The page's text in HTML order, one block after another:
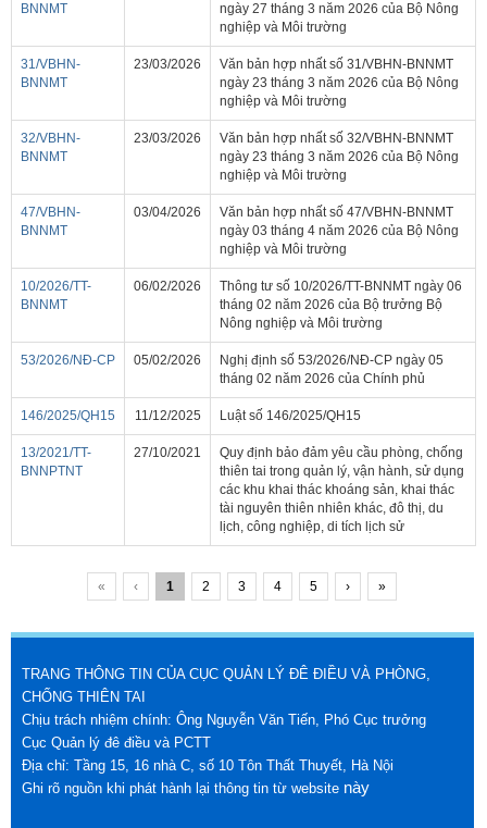
BNNMT
ngày 27 tháng 3 năm 2026 của Bộ Nông
nghiệp và Môi trường
31/VBHN-
BNNMT
23/03/2026
Văn bản hợp nhất số 31/VBHN-BNNMT
ngày 23 tháng 3 năm 2026 của Bộ Nông
nghiệp và Môi trường
32/VBHN-
BNNMT
23/03/2026
Văn bản hợp nhất số 32/VBHN-BNNMT
ngày 23 tháng 3 năm 2026 của Bộ Nông
nghiệp và Môi trường
47/VBHN-
BNNMT
03/04/2026
Văn bản hợp nhất số 47/VBHN-BNNMT
ngày 03 tháng 4 năm 2026 của Bộ Nông
nghiệp và Môi trường
10/2026/TT-
BNNMT
06/02/2026
Thông tư số 10/2026/TT-BNNMT ngày 06
tháng 02 năm 2026 của Bộ trưởng Bộ
Nông nghiệp và Môi trường
53/2026/NĐ-CP 05/02/2026
Nghị định số 53/2026/NĐ-CP ngày 05
tháng 02 năm 2026 của Chính phủ
146/2025/QH15 11/12/2025 Luật số 146/2025/QH15
13/2021/TT-
BNNPTNT
27/10/2021
Quy định bảo đảm yêu cầu phòng, chống
thiên tai trong quản lý, vận hành, sử dụng
các khu khai thác khoáng sản, khai thác
tài nguyên thiên nhiên khác, đô thị, du
lịch, công nghiệp, di tích lịch sử
« ‹ 1 2 3 4 5 › »
TRANG THÔNG TIN CỦA CỤC QUẢN LÝ ĐÊ ĐIỀU VÀ PHÒNG,
CHỐNG THIÊN TAI
Chịu trách nhiệm chính: Ông Nguyễn Văn Tiến, Phó Cục trưởng
Cục Quản lý đê điều và PCTT
Địa chỉ: Tầng 15, 16 nhà C, số 10 Tôn Thất Thuyết, Hà Nội
Ghi rõ nguồn khi phát hành lại thông tin từ website này